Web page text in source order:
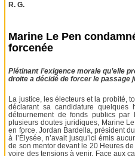
R. G.
Marine Le Pen
forcenée
Piétinant l’exigence morale qu’elle
droite a décidé de forcer le passage
La justice, les électeurs et la probité,
déclarant sa candidature quelques
détournement de fonds publics
plusieurs doutes juridiques, Marine
en force. Jordan Bardella, président
à l’Élysée, n’avait jusqu’ici émis
de son mentor devant le 20 Heures
voire des tensions à venir. Face aux